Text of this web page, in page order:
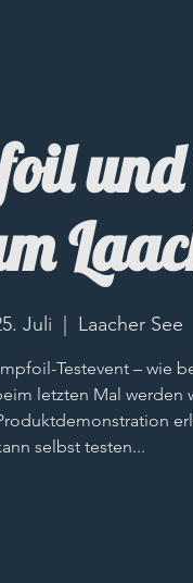
Juli Laacher See
Testevent – wie
letzten Mal werden
selbst testen...